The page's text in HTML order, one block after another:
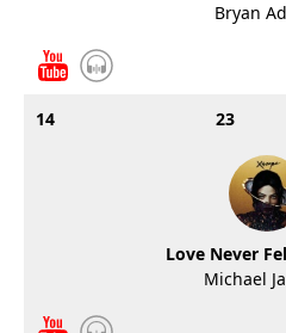
Bryan
14 23
Love Never
Michael